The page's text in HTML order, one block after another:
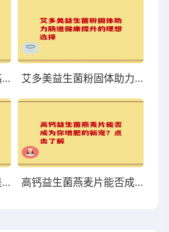
荷兰中老年益生菌奶粉高硒 助力中老年健康的优质选择 艾多美益生菌粉固体助力肠道健康提升的理想选择
蛋白粉益生菌泡水好还是干吃好两者有何区别 高钙益生菌燕麦片能否成为你增肥的新宠？点击了解